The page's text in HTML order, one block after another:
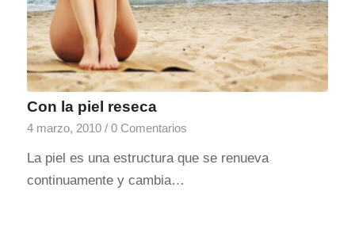
Con la piel reseca
4 marzo, 2010 / 0 Comentarios
La piel es una estructura que se renueva
continuamente y cambia…